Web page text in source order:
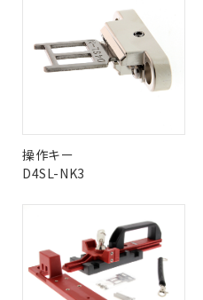
操作キー
D4SL-NK3
ていただくもので
取扱商品の中には、
外となる商品もある
れるものであり、閲
実際の在庫および標
よび標準価格はお客
たはお客様担当のオ
売店・当社販売員に
など無形物で、有
い商品です。
、非含有部品として
(Hg) 1000ppm以下、 カド
臭化ジフェニルエーテル類
以下、フタル酸ブチ
以下、フタル酸ジブチル
タル酸ジイソブチル
視および制御機器に対する
有率が中国RoHSの
を示します。
有率が中国RoHSの
T26572)：
: 1000ppm、 Cd(カドミウ
、 PBBs(ポリ臭化ビフェ
ポリ臭化ジフェニルエーテ
、 DIBP(フタル酸ジ
フタル酸ブチルベンジ
ヘキシル)) : 1000ppm
等」という）を輸出
供する場合は、日本
(または役務取引許
破棄する場合は、完
、違法に輸出されな
を講じます。
、核兵器、ミサイ
たないが在庫あり